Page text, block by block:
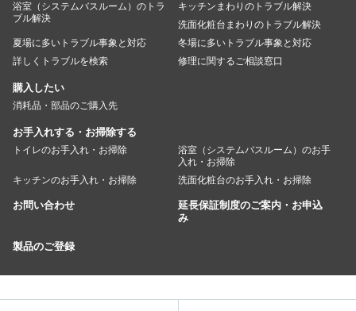
浴室（システムバスルーム）のトラ
ブル解決
キッチンまわりのトラブル解決
洗面化粧台まわりのトラブル解決
夏場に多いトラブル事象と対応
冬場に多いトラブル事象と対応
詳しくトラブルを検索
修理に関するご相談窓口
購入したい
消耗品・部品のご購入先
お手入れする・お掃除する
トイレのお手入れ・お掃除
浴室（システムバスルーム）のお手
入れ・お掃除
キッチンのお手入れ・お掃除
洗面化粧台のお手入れ・お掃除
お問い合わせ
延長保証制度のご案内・お申込
み
製品のご登録